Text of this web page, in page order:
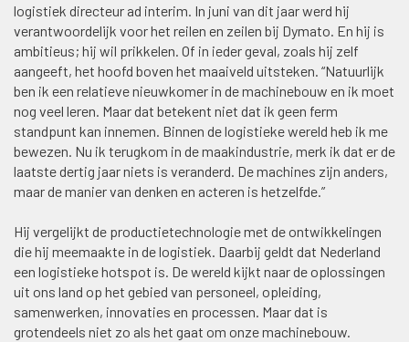
logistiek directeur ad interim. In juni van dit jaar werd hij
verantwoordelijk voor het reilen en zeilen bij Dymato. En hij is
ambitieus; hij wil prikkelen. Of in ieder geval, zoals hij zelf
aangeeft, het hoofd boven het maaiveld uitsteken. “Natuurlijk
ben ik een relatieve nieuwkomer in de machinebouw en ik moet
nog veel leren. Maar dat betekent niet dat ik geen ferm
standpunt kan innemen. Binnen de logistieke wereld heb ik me
bewezen. Nu ik terugkom in de maakindustrie, merk ik dat er de
laatste dertig jaar niets is veranderd. De machines zijn anders,
maar de manier van denken en acteren is hetzelfde.”
Hij vergelijkt de productietechnologie met de ontwikkelingen
die hij meemaakte in de logistiek. Daarbij geldt dat Nederland
een logistieke hotspot is. De wereld kijkt naar de oplossingen
uit ons land op het gebied van personeel, opleiding,
samenwerken, innovaties en processen. Maar dat is
grotendeels niet zo als het gaat om onze machinebouw.